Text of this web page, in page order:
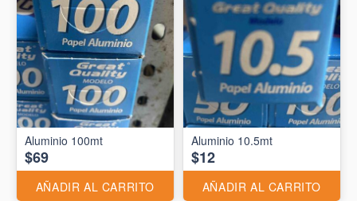
$69
AÑADIR AL CARRITO
Aluminio 10.5mt
$12
AÑADIR AL CARRITO